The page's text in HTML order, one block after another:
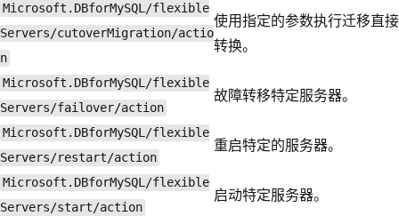
Microsoft.DBforMySQL/flexible
Servers/cutoverMigration/actio
n
使用指定的参数执行迁移直接
转换。
Microsoft.DBforMySQL/flexible
Servers/failover/action
故障转移特定服务器。
Microsoft.DBforMySQL/flexible
Servers/restart/action
重启特定的服务器。
Microsoft.DBforMySQL/flexible
Servers/start/action
启动特定服务器。